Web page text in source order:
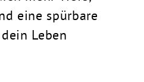
eine spürbare
Leben